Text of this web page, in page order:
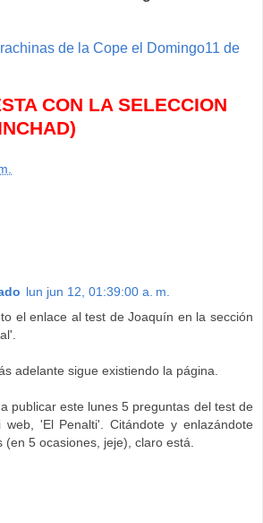
de la Cope el Domingo11 de
CON LA SELECCION
lun jun 12, 01:39:00 a. m.
el enlace al test de Joaquín en la sección
adelante sigue existiendo la página.
publicar este lunes 5 preguntas del test de
'El Penalti'. Citándote y enlazándote
(en 5 ocasiones, jeje), claro está.